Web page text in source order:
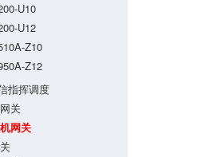
U10
U12
Z10
Z12
指挥调度
关
网关